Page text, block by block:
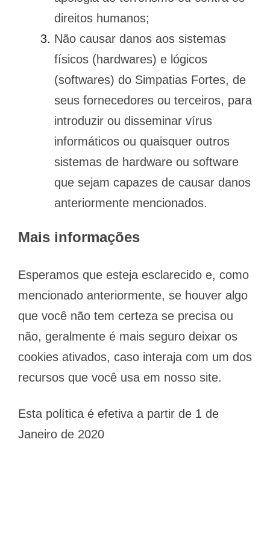
direitos humanos;
Não causar danos aos sistemas
físicos (hardwares) e lógicos
(softwares) do Simpatias Fortes, de
seus fornecedores ou terceiros, para
introduzir ou disseminar vírus
informáticos ou quaisquer outros
sistemas de hardware ou software
que sejam capazes de causar danos
anteriormente mencionados.
Mais informações
Esperamos que esteja esclarecido e, como
mencionado anteriormente, se houver algo
que você não tem certeza se precisa ou
não, geralmente é mais seguro deixar os
cookies ativados, caso interaja com um dos
recursos que você usa em nosso site.
Esta política é efetiva a partir de 1 de
Janeiro de 2020